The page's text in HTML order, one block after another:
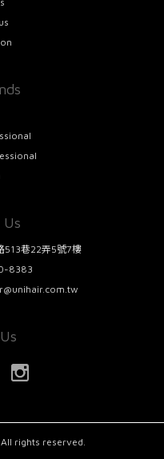
513巷22弄5號7樓
8383
rights reserved.